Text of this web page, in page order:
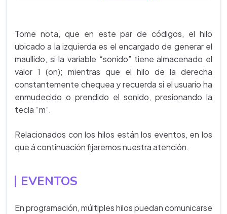
Tome nota, que en este par de códigos, el hilo
ubicado a la izquierda es el encargado de generar el
maullido, si la variable “sonido” tiene almacenado el
valor 1 (on); mientras que el hilo de la derecha
constantemente chequea y recuerda si el usuario ha
enmudecido o prendido el sonido, presionando la
tecla “m”.
Relacionados con los hilos están los eventos, en los
que á continuación fijaremos nuestra atención.
EVENTOS
En programación, múltiples hilos puedan comunicarse